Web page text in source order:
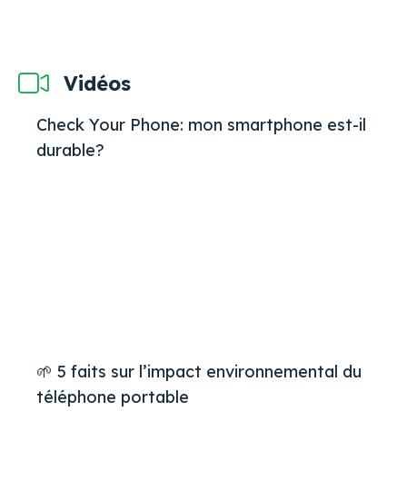
Vidéos
Check Your Phone: mon smartphone est-il
durable?
🌱 5 faits sur l’impact environnemental du
téléphone portable